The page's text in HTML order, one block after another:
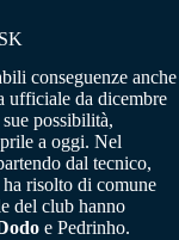
conseguenze anche
ufficiale da dicembre
possibilità,
a oggi. Nel
dal tecnico,
risolto di comune
del club hanno
e Pedrinho.